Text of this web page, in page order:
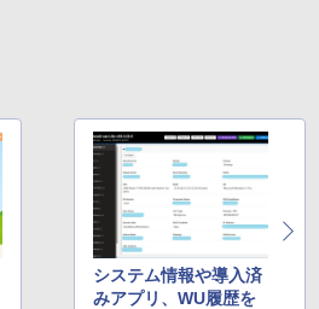
システム情報や導入済
みアプリ、WU履歴を